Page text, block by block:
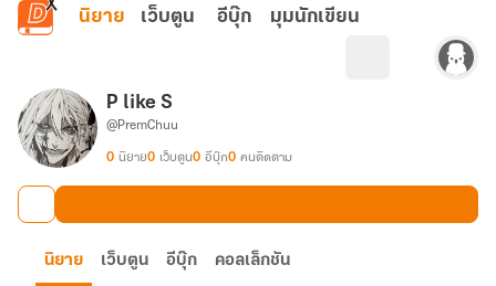
ข้ามไปยังเนื้อหาหลัก
นิยาย เว็บตูน อีบุ๊ก มุมนักเขียน
P like S
@PremChuu
0 นิยาย0 เว็บตูน0 อีบุ๊ก0 คนติดตาม
นิยาย เว็บตูน อีบุ๊ก คอลเล็กชัน